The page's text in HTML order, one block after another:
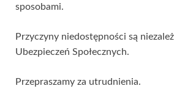
sposobami.
Przyczyny niedostępności są
Ubezpieczeń Społecznych.
Przepraszamy za utrudnienia.